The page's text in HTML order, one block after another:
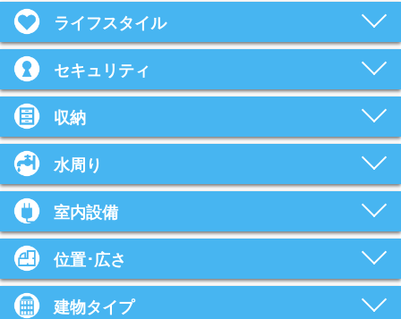
ライフスタイル
セキュリティ
収納
水周り
室内設備
位置･広さ
建物タイプ